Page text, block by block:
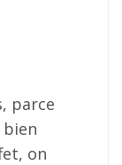
parce
bien
on